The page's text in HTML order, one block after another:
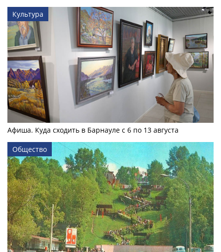
Культура
Афиша. Куда сходить в Барнауле с 6 по 13 августа
Общество